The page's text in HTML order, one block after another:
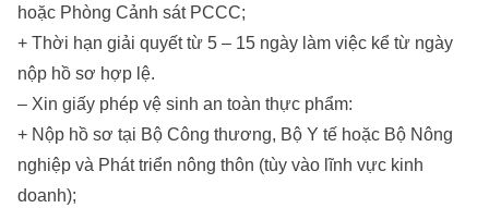
hoặc Phòng Cảnh sát PCCC;
+ Thời hạn giải quyết từ 5 – 15 ngày làm việc kể từ ngày
nộp hồ sơ hợp lệ.
– Xin giấy phép vệ sinh an toàn thực phẩm:
+ Nộp hồ sơ tại Bộ Công thương, Bộ Y tế hoặc Bộ Nông
nghiệp và Phát triển nông thôn (tùy vào lĩnh vực kinh
doanh);